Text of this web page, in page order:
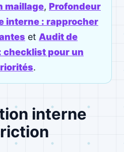
maillage, Profondeur
interne : rapprocher
et Audit de
checklist pour un
.
interne